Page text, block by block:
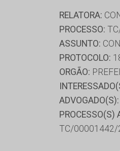
RELATORA:
PROCESSO:
ASSUNTO:
PROTOCOLO:
ORGÃO:
ADVOGADO(S):
PROCESSO(S)
TC/00001442/